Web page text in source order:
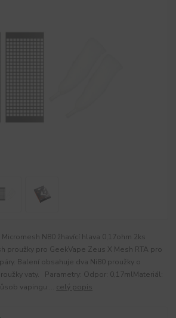
N80 žhavící hlava 0,17ohm 2ks
proužky pro GeekVape Zeus X Mesh RTA pro
Balení obsahuje dva Ni80 proužky o
vaty. Parametry: Odpor: 0,17mlMateriál:
vapingu:... celý popis